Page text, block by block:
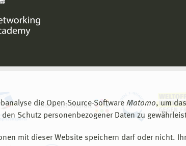
die Open-Source-Software Matomo, um
Schutz personenbezogener Daten zu
mit dieser Website speichern darf oder nicht.